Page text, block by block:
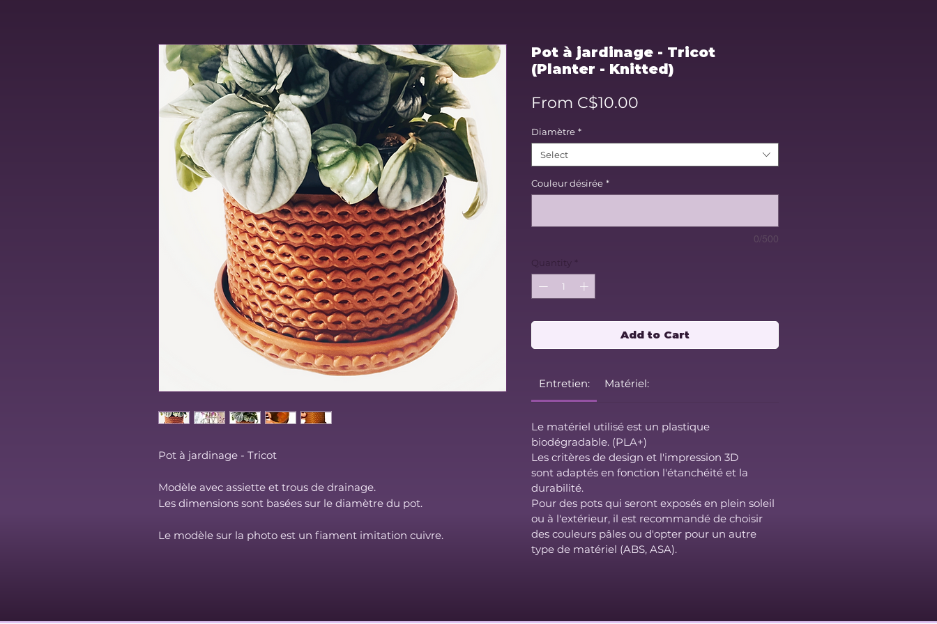
Pot à jardinage - Tricot
Modèle avec assiette et trous de drainage.
Les dimensions sont basées sur le diamètre du pot.
Le modèle sur la photo est un fiament imitation cuivre.
Pot à jardinage - Tricot
(Planter - Knitted)
From C$10.00
Diamètre *
Select
Couleur désirée *
0/500
Quantity *
Add to Cart
Entretien: Matériel:
Le matériel utilisé est un plastique
biodégradable. (PLA+)
Les critères de design et l'impression 3D
sont adaptés en fonction l'étanchéité et la
durabilité.
Pour des pots qui seront exposés en plein soleil
ou à l'extérieur, il est recommandé de choisir
des couleurs pâles ou d'opter pour un autre
type de matériel (ABS, ASA).